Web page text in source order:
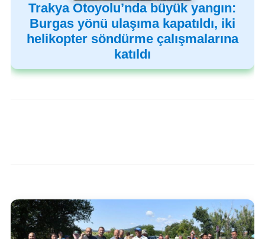
Trakya Otoyolu’nda büyük yangın:
Burgas yönü ulaşıma kapatıldı, iki
helikopter söndürme çalışmalarına
katıldı